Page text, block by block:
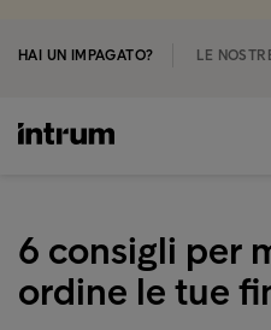
HAI UN IMPAGATO? LE
6 consigli per
ordine le tue